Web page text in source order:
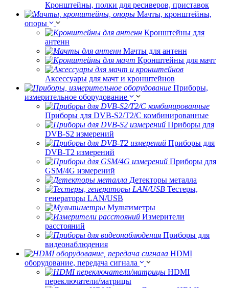
Кронштейны, полки для ресиверов, приставок
Мачты, кронштейны,
опоры
Кронштейны для
антенн
Мачты для антенн
Кронштейны для мачт
Аксессуары для мачт и кронштейнов
Приборы,
измерительное оборудование
Приборы для DVB-S2/T2/C комбинированные
Приборы для
DVB-S2 измерений
Приборы для
DVB-T2 измерений
Приборы для
GSM/4G измерений
Детекторы металла
Тестеры,
генераторы LAN/USB
Мультиметры
Измерители
расстояний
Приборы для
видеонаблюдения
HDMI
оборудование, передача сигнала
HDMI
переключатели/матрицы